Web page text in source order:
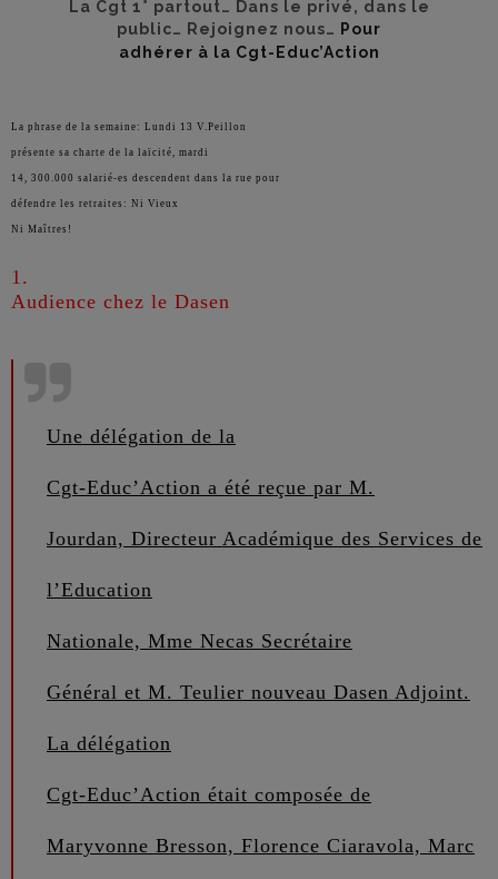
La Cgt 1° partout… Dans le privé, dans le
public… Rejoignez nous… Pour
adhérer à la Cgt-Educ’Action
La phrase de la semaine: Lundi 13 V.Peillon
présente sa charte de la laïcité, mardi
14, 300.000 salarié-es descendent dans la rue pour
défendre les retraites: Ni Vieux
Ni Maîtres!
1.
Audience chez le Dasen
Une délégation de la
Cgt-Educ’Action a été reçue par M.
Jourdan, Directeur Académique des Services de
l’Education
Nationale, Mme Necas Secrétaire
Général et M. Teulier nouveau Dasen Adjoint.
La délégation
Cgt-Educ’Action était composée de
Maryvonne Bresson, Florence Ciaravola, Marc